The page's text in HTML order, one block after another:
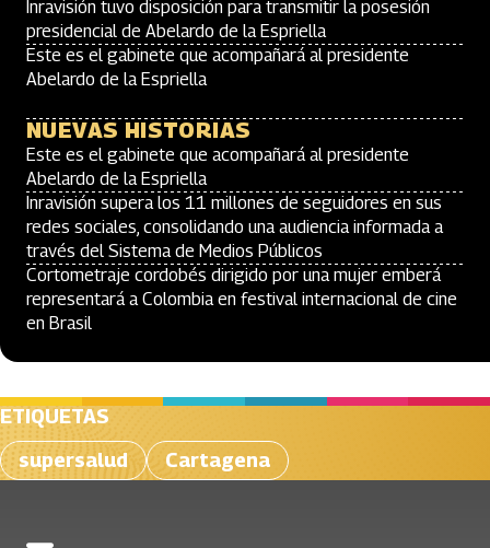
Inravisión tuvo disposición para transmitir la posesión
presidencial de Abelardo de la Espriella
Este es el gabinete que acompañará al presidente
Abelardo de la Espriella
NUEVAS HISTORIAS
Este es el gabinete que acompañará al presidente
Abelardo de la Espriella
Inravisión supera los 11 millones de seguidores en sus
redes sociales, consolidando una audiencia informada a
través del Sistema de Medios Públicos
Cortometraje cordobés dirigido por una mujer emberá
representará a Colombia en festival internacional de cine
en Brasil
ETIQUETAS
supersalud
Cartagena